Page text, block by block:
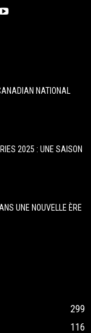
NATIONAL
2025 : UNE SAISON
UNE NOUVELLE ÈRE
299
116